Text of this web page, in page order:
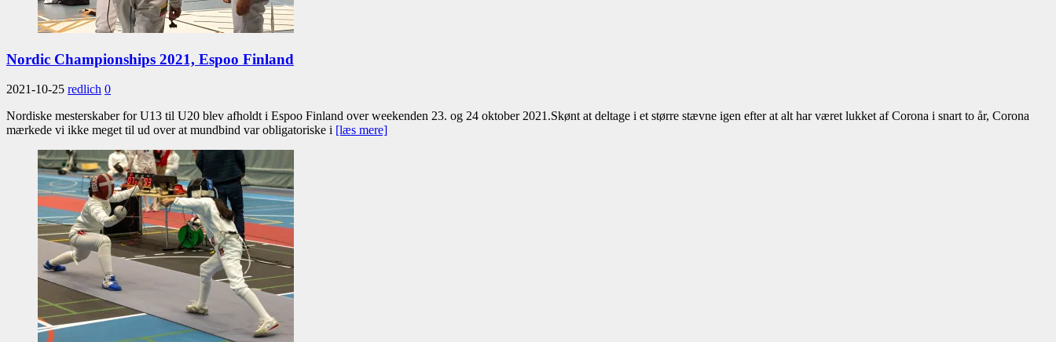
Nordic Championships 2021, Espoo Finland
2021-10-25 redlich 0
Nordiske mesterskaber for U13 til U20 blev afholdt i Espoo Finland over weekenden 23. og 24 oktober 2021.Skønt at deltage i et større stævne igen efter at alt har været lukket af Corona i snart to år, Corona
mærkede vi ikke meget til ud over at mundbind var obligatoriske i [læs mere]